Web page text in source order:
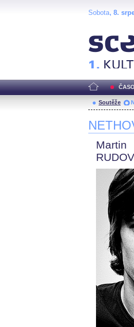
Sobota, 8.
Soutěže
Martin